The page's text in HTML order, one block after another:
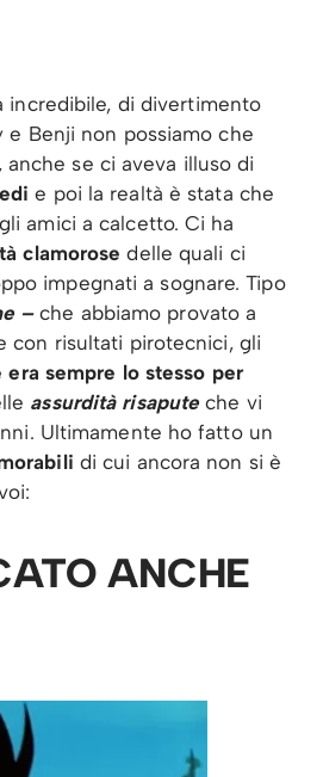
incredibile, di divertimento
Benji non possiamo che
se ci aveva illuso di
e poi la realtà è stata che
amici a calcetto. Ci ha
clamorosedelle quali ci
impegnati a sognare. Tipo
–che abbiamo provato a
con risultati pirotecnici, gli
sempre lo stesso per
assurdità risaputeche vi
Ultimamente ho fatto un
di cui ancora non si è
ANCHE